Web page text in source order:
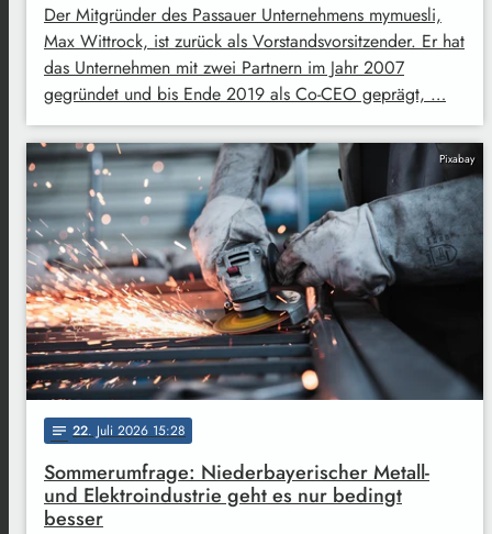
Der Mitgründer des Passauer Unternehmens mymuesli,
Max Wittrock, ist zurück als Vorstandsvorsitzender. Er hat
das Unternehmen mit zwei Partnern im Jahr 2007
gegründet und bis Ende 2019 als Co-CEO geprägt, …
Pixabay
notes 22. Juli 2026 15:28
Sommerumfrage: Niederbayerischer Metall-
und Elektroindustrie geht es nur bedingt
besser